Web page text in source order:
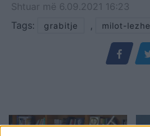
Shtuar më 6.09.2021 16:23
Tags:
grabitje , milot-lezhe